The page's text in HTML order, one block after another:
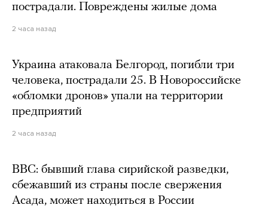
пострадали. Повреждены жилые дома
2 часа назад
Украина атаковала Белгород, погибли три
человека, пострадали 25. В Новороссийске
«обломки дронов» упали на территории
предприятий
2 часа назад
BBC: бывший глава сирийской разведки,
сбежавший из страны после свержения
Асада, может находиться в России